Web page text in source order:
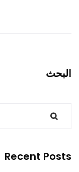
البحث
Recent Posts